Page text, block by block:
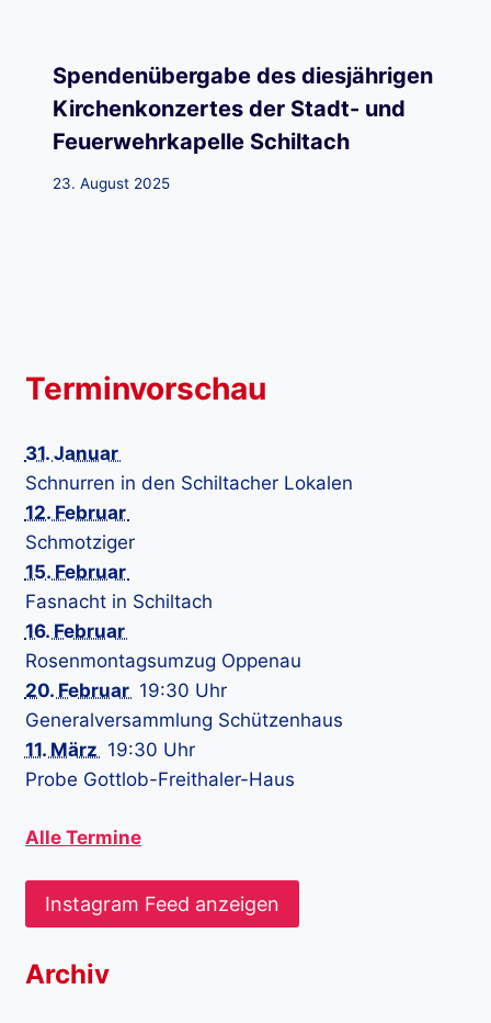
Spendenübergabe des diesjährigen
Kirchenkonzertes der Stadt- und
Feuerwehrkapelle Schiltach
23. August 2025
Terminvorschau
31. Januar
Schnurren in den Schiltacher Lokalen
12. Februar
Schmotziger
15. Februar
Fasnacht in Schiltach
16. Februar
Rosenmontagsumzug Oppenau
20. Februar 19:30 Uhr
Generalversammlung Schützenhaus
11. März 19:30 Uhr
Probe Gottlob-Freithaler-Haus
Alle Termine
Instagram Feed anzeigen
Archiv